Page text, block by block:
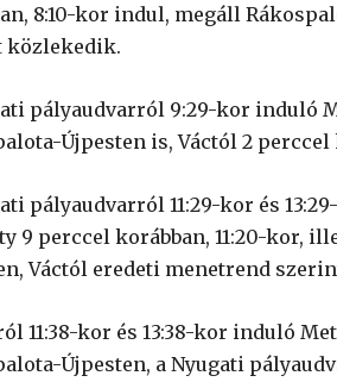
8:10-kor indul, megáll
közlekedik.
pályaudvarról 9:29-kor induló
Újpesten is, Váctól 2
pályaudvarról 11:29-kor és
9 perccel korábban, 11:20-kor,
Váctól eredeti menetrend
11:38-kor és 13:38-kor induló
Újpesten, a Nyugati